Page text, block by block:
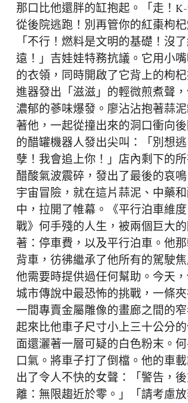
那口比他還胖的缸抱起。「走！
從後院逃跑！別再管你的紅棗枸杞
「不行！燃料是文明的基礎！沒
遠！」吉娃娃特務抗議。它用小
的衣領，同時開啟了它背上的枸
進器發出「滋滋」的輕微煎煮聲
濃郁的蔘味爆發。廖沾沾抱著蒜
著他，一起從撞出來的洞口衝向
的醋罐機器人發出尖叫：「別想
孽！我會追上你！」店內剩下的
醋酸氣波震碎，發出了最後的哀
宇宙冒險，就在這片蒜泥、中藥
中，拉開了帷幕。《平行泊車維
戰》何手殘的人生，被兩個巨大
著：停車費，以及平行泊車。他
背車，彷彿繼承了他所有的駕駛
他需要時提供過任何幫助。今天
城市傳說中最恐怖的挑戰，一條
一間專賣金屬雕像的畫廊之間的
起來比他車子尺寸小上三十公分
面還灑著一層可疑的白色粉末。
口氣。將車子打了倒檔。他的車
出了令人不快的女聲：「警告，
離：無限趨近於零。」「請考慮放